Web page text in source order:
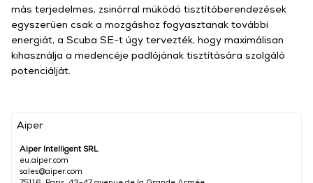
Aiper
Aiper Intelligent SRL
eu.aiper.com
sales@aiper.com
más terjedelmes, zsinórral működő tisztítóberendezések
egyszerűen csak a mozgáshoz fogyasztanak további
energiát, a Scuba SE-t úgy tervezték, hogy maximálisan
kihasználja a medencéje padlójának tisztítására szolgáló
potenciálját.